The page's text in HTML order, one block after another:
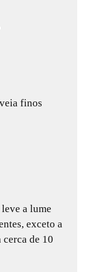
finos
a lume
exceto a
de 10